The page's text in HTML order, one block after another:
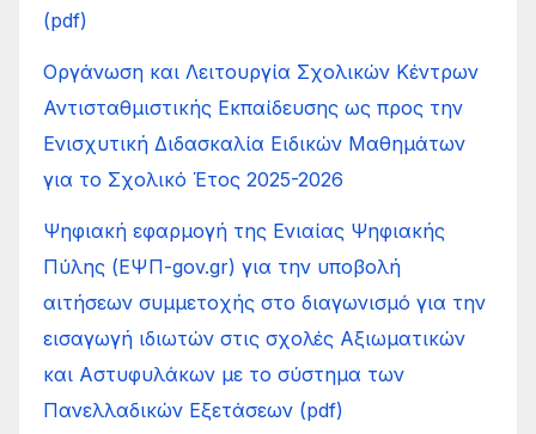
(pdf)
Οργάνωση και Λειτουργία Σχολικών Κέντρων
Αντισταθμιστικής Εκπαίδευσης ως προς την
Ενισχυτική Διδασκαλία Ειδικών Μαθημάτων
για το Σχολικό Έτος 2025-2026
Ψηφιακή εφαρμογή της Ενιαίας Ψηφιακής
Πύλης (ΕΨΠ-gov.gr) για την υποβολή
αιτήσεων συμμετοχής στο διαγωνισμό για την
εισαγωγή ιδιωτών στις σχολές Αξιωματικών
και Αστυφυλάκων με το σύστημα των
Πανελλαδικών Εξετάσεων (pdf)